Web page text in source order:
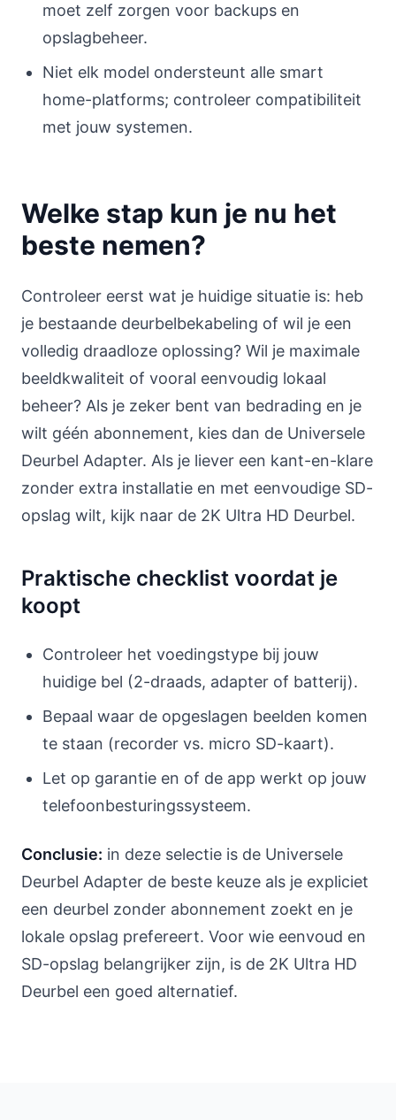
moet zelf zorgen voor backups en
opslagbeheer.
Niet elk model ondersteunt alle smart
home-platforms; controleer compatibiliteit
met jouw systemen.
Welke stap kun je nu het
beste nemen?
Controleer eerst wat je huidige situatie is: heb
je bestaande deurbelbekabeling of wil je een
volledig draadloze oplossing? Wil je maximale
beeldkwaliteit of vooral eenvoudig lokaal
beheer? Als je zeker bent van bedrading en je
wilt géén abonnement, kies dan de Universele
Deurbel Adapter. Als je liever een kant-en-klare
zonder extra installatie en met eenvoudige SD-
opslag wilt, kijk naar de 2K Ultra HD Deurbel.
Praktische checklist voordat je
koopt
Controleer het voedingstype bij jouw
huidige bel (2-draads, adapter of batterij).
Bepaal waar de opgeslagen beelden komen
te staan (recorder vs. micro SD-kaart).
Let op garantie en of de app werkt op jouw
telefoonbesturingssysteem.
Conclusie: in deze selectie is de Universele
Deurbel Adapter de beste keuze als je expliciet
een deurbel zonder abonnement zoekt en je
lokale opslag prefereert. Voor wie eenvoud en
SD-opslag belangrijker zijn, is de 2K Ultra HD
Deurbel een goed alternatief.